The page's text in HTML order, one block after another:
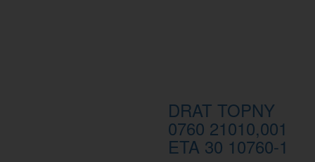
DRAT TOPNY
0760 21010,001
ETA 30 10760-1